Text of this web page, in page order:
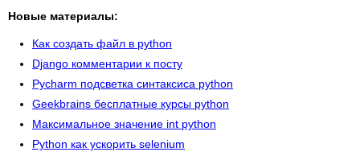
Новые материалы:
Как создать файл в python
Django комментарии к посту
Pycharm подсветка синтаксиса python
Geekbrains бесплатные курсы python
Максимальное значение int python
Python как ускорить selenium